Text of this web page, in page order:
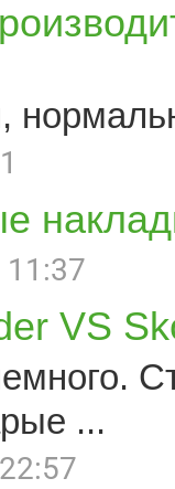
VS
...